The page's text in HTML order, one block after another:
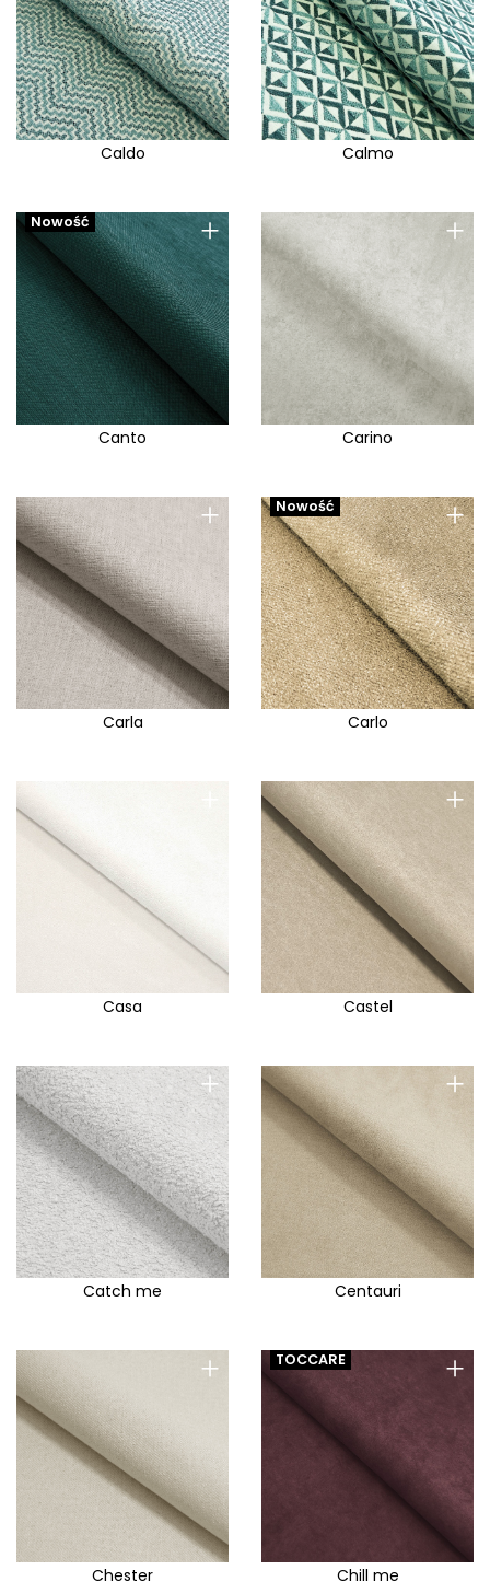
Caldo Calmo
+
Nowość
Canto
+
Carino
+
Carla
+
Nowość
Carlo
Casa
+
Castel
+
Catch me
+
Centauri
+
Chester
+
TOCCARE
Chill me